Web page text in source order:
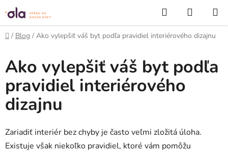
Prejsť
na
obsah
Hľadať
KOŠÍK
Domov
/ Blog / Ako vylepšiť váš byt podľa pravidiel interiérového dizajnu
Ako vylepšiť váš byt podľa
pravidiel interiérového
dizajnu
Zariadiť interiér bez chyby je často veľmi zložitá úloha.
Existuje však niekoľko pravidiel, ktoré vám pomôžu